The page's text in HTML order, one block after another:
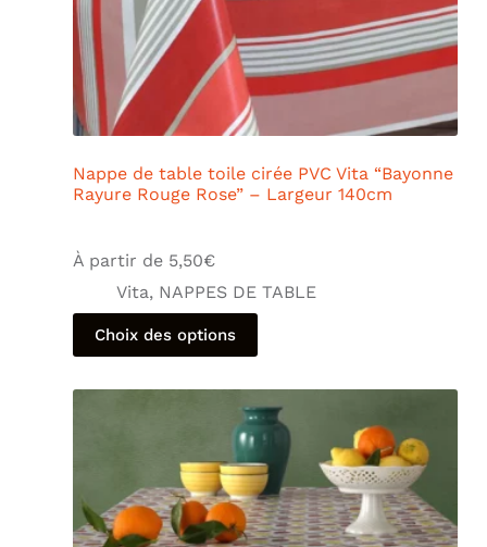
Nappe de table toile cirée PVC Vita “Bayonne
Rayure Rouge Rose” – Largeur 140cm
À partir de 5,50€
Vita, NAPPES DE TABLE
Choix des options